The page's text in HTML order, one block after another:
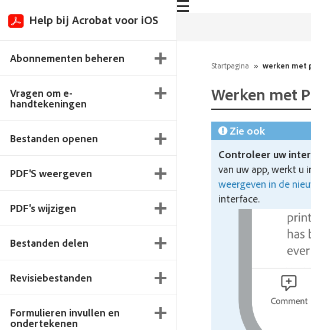
Help bij Acrobat voor iOS
Abonnementen beheren
Vragen om e-
handtekeningen
Bestanden openen
PDF'S weergeven
PDF's wijzigen
Bestanden delen
Revisiebestanden
Formulieren invullen en
ondertekenen
Startpagina » werken met
Werken met
Zie ook
Controleer uw
van uw app, werkt u
weergeven in de
interface.